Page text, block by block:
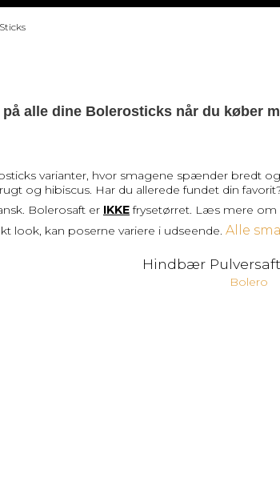
på alle dine Bolerosticks når du
varianter, hvor smagene spænder bredt
og hibiscus. Har du allerede fundet din
Bolerosaft er IKKEfrysetørret. Læs mere om
look, kan poserne variere i udseende. Alle
Hindbær
Bolero